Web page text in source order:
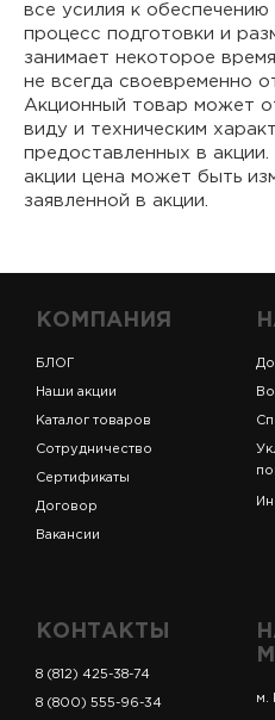
все усилия к
процесс подготовки и
занимает некоторое
не всегда своевременно
Акционный товар может
виду и техническим
предоставленных в
акции цена может быть
заявленной в акции.
КОМПАНИЯ
БЛОГ
Наши акции
Каталог товаров
Сотрудничество
Сертификаты
Договор
Вакансии
КОНТАКТЫ
8 (812) 425-38-74
8 (800) 555-96-34 м.